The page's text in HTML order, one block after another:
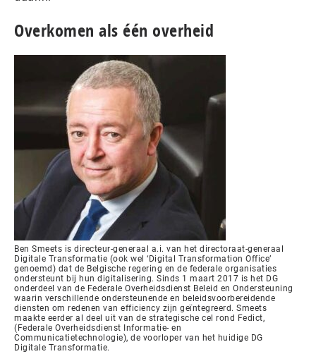
Overkomen als één overheid
Ben Smeets is directeur-generaal a.i. van het directoraat-generaal
Digitale Transformatie (ook wel ‘Digital Transformation Office’
genoemd) dat de Belgische regering en de federale organisaties
ondersteunt bij hun digitalisering. Sinds 1 maart 2017 is het DG
onderdeel van de Federale Overheidsdienst Beleid en Ondersteuning
waarin verschillende ondersteunende en beleidsvoorbereidende
diensten om redenen van efficiency zijn geïntegreerd. Smeets
maakte eerder al deel uit van de strategische cel rond Fedict,
(Federale Overheidsdienst Informatie- en
Communicatietechnologie), de voorloper van het huidige DG
Digitale Transformatie.